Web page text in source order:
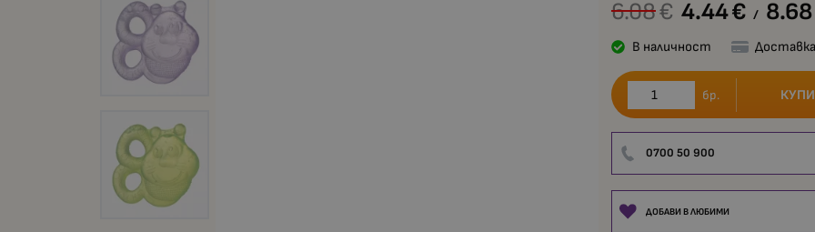
6.08€ 4.44€ / 8.68
В наличност
бр. КУПИ
0700 50 900
ДОБАВИ В ЛЮБИМИ